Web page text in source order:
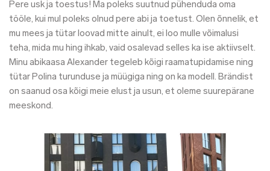
Pere usk ja toestus! Ma poleks suutnud pühenduda oma
tööle, kui mul poleks olnud pere abi ja toetust. Olen õnnelik, et
mu mees ja tütar loovad mitte ainult, ei loo mulle võimalusi
teha, mida mu hing ihkab, vaid osalevad selles ka ise aktiivselt.
Minu abikaasa Alexander tegeleb kõigi raamatupidamise ning
tütar Polina turunduse ja müügiga ning on ka modell. Brändist
on saanud osa kõigi meie elust ja usun, et oleme suurepärane
meeskond.